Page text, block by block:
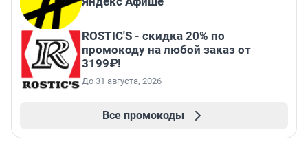
ROSTIC'S - скидка 20% по
промокоду на любой заказ от
3199₽!
До 31 августа, 2026
Все промокоды